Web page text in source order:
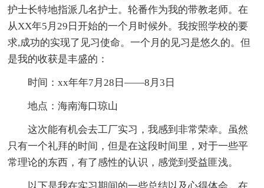
护士长特地指派几名护士。轮番作为我的带教老师。在
从XX年5月29日开始的一个月时候外。我按照学校的要
求,成功的实现了见习使命。一个月的见习是悠久的。但
是我的收获是丰盛的：
时间：xx年年7月28日――8月3日
地点：海南海口琼山
这次能有机会去工厂实习，我感到非常荣幸。虽然
只有一个礼拜的时间，但是在这段时间里，对于一些平
常理论的东西，有了感性的认识，感觉到受益匪浅。